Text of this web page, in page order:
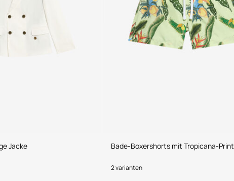
Jacke Bade-Boxershorts mit Tropicana-Print
2 varianten